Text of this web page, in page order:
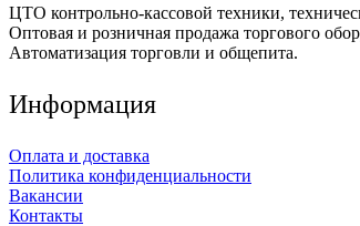
ЦТО контрольно-кассовой техники,
Оптовая и розничная продажа торгового
Автоматизация торговли и общепита.
Информация
Оплата и доставка
Политика конфиденциальности
Вакансии
Контакты